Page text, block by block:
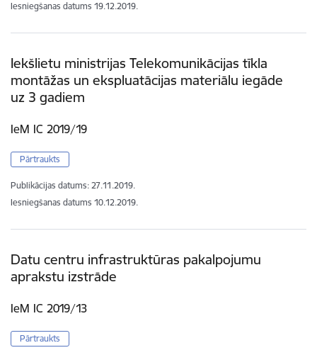
Iesniegšanas datums 19.12.2019.
Iekšlietu ministrijas Telekomunikācijas tīkla
montāžas un ekspluatācijas materiālu iegāde
uz 3 gadiem
IeM IC 2019/19
Pārtraukts
Publikācijas datums: 27.11.2019.
Iesniegšanas datums 10.12.2019.
Datu centru infrastruktūras pakalpojumu
aprakstu izstrāde
IeM IC 2019/13
Pārtraukts